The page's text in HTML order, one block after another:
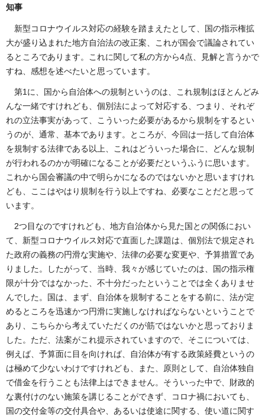
知事
新型コロナウイルス対応の経験を踏まえたとして、国の指示権拡
大が盛り込まれた地方自治法の改正案、これが国会で議論されてい
るところであります。これに関して私の方から4点、見解と言うかで
すね、感想を述べたいと思っています。
第1に、国から自治体への規制というのは、これ規制はほとんどみ
んな一緒ですけれども、個別法によって対応する、つまり、それぞ
れの立法事実があって、こういった必要があるから規制をするとい
うのが、通常、基本であります。ところが、今回は一括して自治体
を規制する法律である以上、これはどういった場合に、どんな規制
が行われるのかが明確になることが必要だというふうに思います。
これから国会審議の中で明らかになるのではないかと思いますけれ
ども、ここはやはり規制を行う以上ですね、必要なことだと思って
います。
2つ目なのですけれども、地方自治体から見た国との関係におい
て、新型コロナウイルス対応で直面した課題は、個別法で規定され
た政府の義務の円滑な実施や、法律の必要な変更や、予算措置であ
りました。したがって、当時、我々が感じていたのは、国の指示権
限が十分ではなかった、不十分だったということでは全くありませ
んでした。国は、まず、自治体を規制することをする前に、法が定
めるところを迅速かつ円滑に実施しなければならないということで
あり、こちらから考えていただくのが筋ではないかと思っておりま
した。ただ、法案がこれ提示されていますので、そこについては、
例えば、予算面に目を向ければ、自治体が有する政策経費というの
は極めて少ないわけですけれども、また、原則として、自治体独自
で借金を行うことも法律上はできません。そういった中で、財政的
な裏付けのない施策を講じることができず、コロナ禍においても、
国の交付金等の交付具合や、あるいは使途に関する、使い道に関す